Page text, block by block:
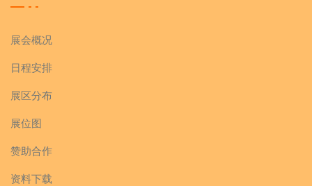
展会概况
日程安排
展区分布
展位图
赞助合作
资料下载